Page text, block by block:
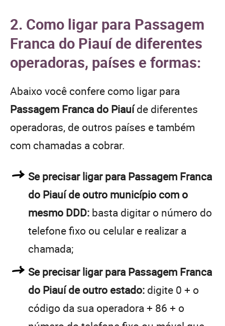
2. Como ligar para Passagem
Franca do Piauí de diferentes
operadoras, países e formas:
Abaixo você confere como ligar para
Passagem Franca do Piauíde diferentes
operadoras, de outros países e também
com chamadas a cobrar.
Se precisar ligar para Passagem Franca
do Piauí de outro município com o
mesmo DDD: basta digitar o número do
telefone fixo ou celular e realizar a
chamada;
Se precisar ligar para Passagem Franca
do Piauí de outro estado: digite 0 + o
código da sua operadora + 86 + o